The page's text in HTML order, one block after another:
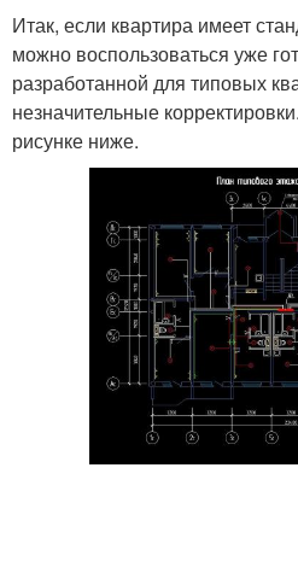
Итак, если квартира имеет
можно воспользоваться уже
разработанной для типовых
незначительные
рисунке ниже.